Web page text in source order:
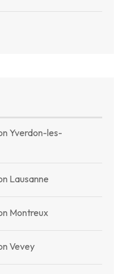
Yverdon-les-
Lausanne
Montreux
Vevey